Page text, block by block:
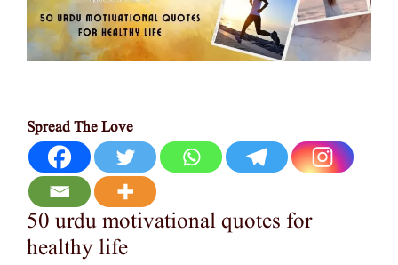
Spread The Love
50 urdu motivational quotes for
healthy life